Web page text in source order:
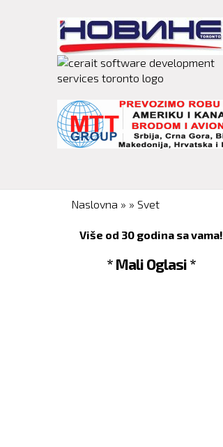
You are here
Naslovna » » Svet
Više od 30 godina sa vama!
* Mali Oglasi *